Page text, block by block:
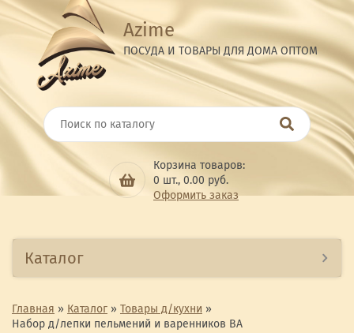
Azime
ПОСУДА И ТОВАРЫ ДЛЯ ДОМА ОПТОМ
Корзина товаров:
0 шт., 0.00 руб.
Оформить заказ
Каталог
Главная » Каталог » Товары д/кухни »
Набор д/лепки пельмений и варенников ВА